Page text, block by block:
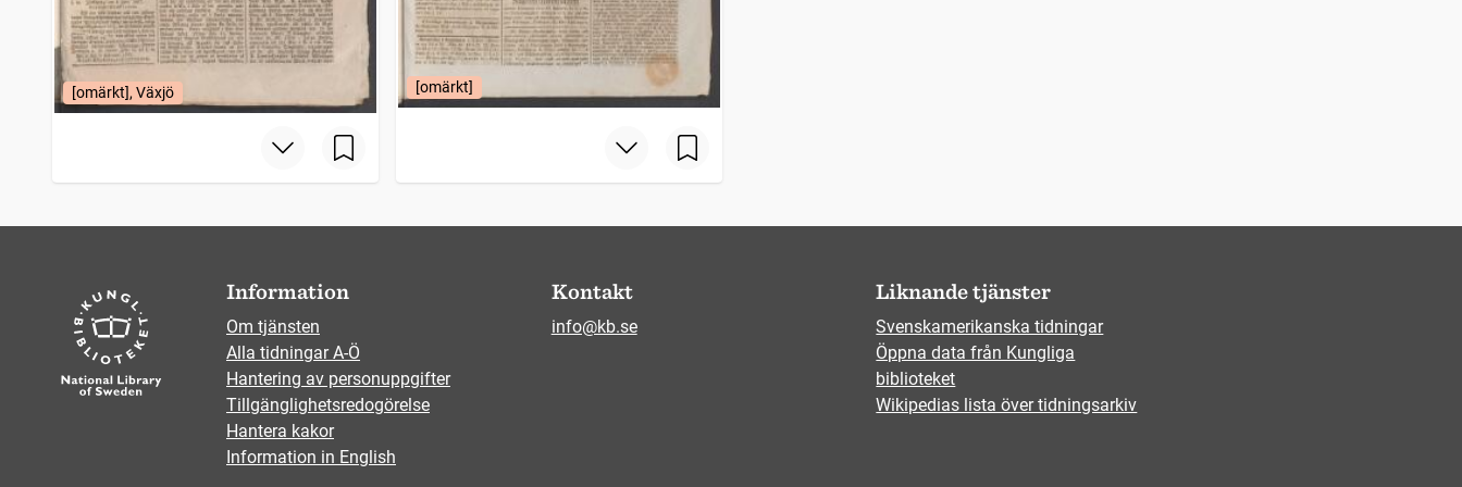
[omärkt], Växjö [omärkt]
Information
Om tjänsten
Alla tidningar A-Ö
Hantering av personuppgifter
Tillgänglighetsredogörelse
Hantera kakor
Information in English
Kontakt
info@kb.se
Liknande tjänster
Svenskamerikanska tidningar
Öppna data från Kungliga
biblioteket
Wikipedias lista över tidningsarkiv